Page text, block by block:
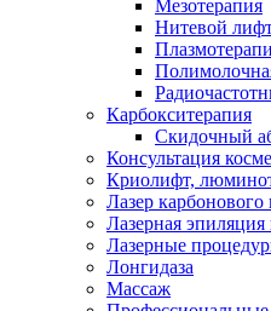
Мезотерапия
Нитевой
Карбокситерапия
Скидочный
Консультация
Криолифт,
Лазер
Лазерная
Лазерные
Лонгидаза
Массаж